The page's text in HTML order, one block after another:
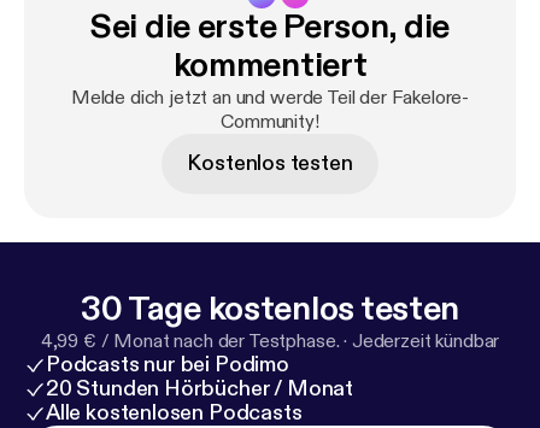
Sei die erste Person, die
kommentiert
Melde dich jetzt an und werde Teil der Fakelore-
Community!
Kostenlos testen
30 Tage kostenlos testen
4,99 € / Monat nach der Testphase. · Jederzeit kündbar
Podcasts nur bei Podimo
20 Stunden Hörbücher / Monat
Alle kostenlosen Podcasts